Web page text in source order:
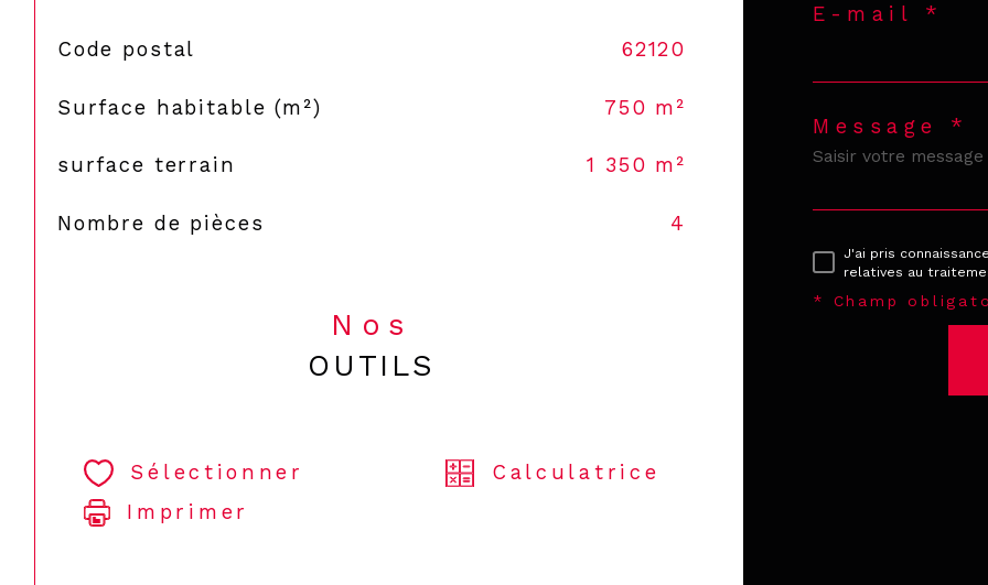
TRAD_SIROCCO_Caracteristique
Code postal 62120
Surface habitable (m²) 750 m²
surface terrain 1 350 m²
Nombre de pièces 4
Nos
OUTILS
Sélectionner
Calculatrice
Imprimer
E-mail *
Message *
J'ai pris
relatives au
* Champ